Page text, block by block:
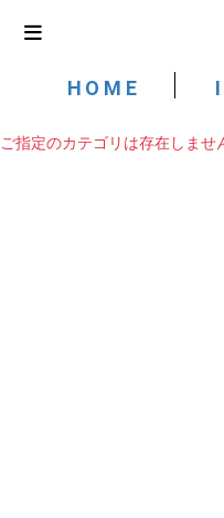
HOME
ご指定のカテゴリは存在しませ